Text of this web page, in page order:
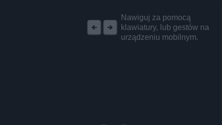
Nawiguj za pomocą
klawiatury, lub gestów na
urządzeniu mobilnym.